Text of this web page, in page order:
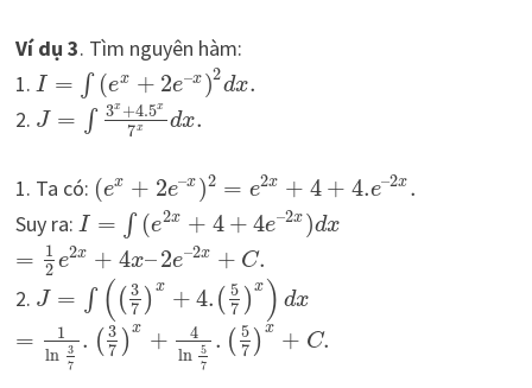
Ví dụ 3. Tìm nguyên hàm:
1. I = ∫ (ex + 2e–x )2
dx.
2. J = ∫ 3x +4.5x
7x dx.
1. Ta có: (ex + 2e–x )2 = e2x + 4 + 4.e–2x .
Suy ra: I = ∫ (e2x + 4 + 4e–2x )dx
=
1
2 e2x + 4x–2e–2x + C.
2. J = ∫ ( ( 3
7 ) x + 4. ( 5
7 ) x ) dx
=
1
ln 3
7
. ( 3
7 ) x +
4
ln
5
7
. ( 5
7 ) x + C.